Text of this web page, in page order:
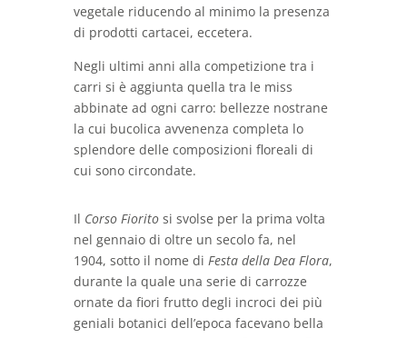
vegetale riducendo al minimo la presenza
di prodotti cartacei, eccetera.
Negli ultimi anni alla competizione tra i
carri si è aggiunta quella tra le miss
abbinate ad ogni carro: bellezze nostrane
la cui bucolica avvenenza completa lo
splendore delle composizioni floreali di
cui sono circondate.
Il Corso Fioritosi svolse per la prima volta
nel gennaio di oltre un secolo fa, nel
1904, sotto il nome di Festa della Dea Flora,
durante la quale una serie di carrozze
ornate da fiori frutto degli incroci dei più
geniali botanici dell’epoca facevano bella